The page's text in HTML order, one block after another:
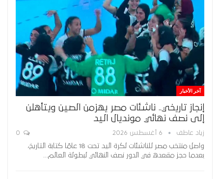
آخر الأخبار
إنجاز تاريخي.. ناشئات مصر يهزمن الصين ويتأهلن
إلى نصف نهائي مونديال اليد
زياد عاطف 6 أغسطس 2026
واصل منتخب مصر للناشئات لكرة اليد تحت 18 عامًا كتابة التاريخ،
بعدما حجز مقعده في الدور نصف النهائي لبطولة العالم…